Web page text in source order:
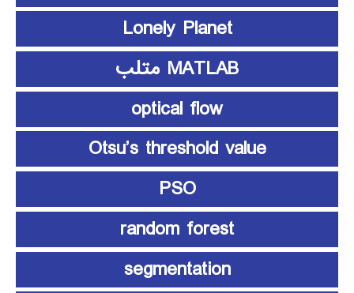
Lonely Planet
MATLAB متلب
optical flow
Otsu’s threshold value
PSO
random forest
segmentation